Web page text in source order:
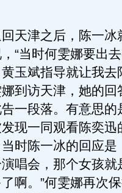
津之后，陈一冰
“当时何雯娜要出
玉斌指导就让我去
到访天津，她的回
一段落。有意思的
现一同观看陈奕迅
时陈一冰的回应是
唱会，那个女孩就
啊。”何雯娜再次